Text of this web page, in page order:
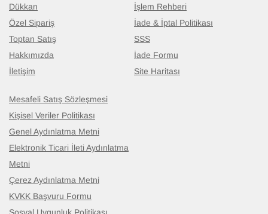
Dükkan
Özel Sipariş
Toptan Satış
Hakkımızda
İletişim
İşlem Rehberi
İade & İptal Politikası
SSS
İade Formu
Site Haritası
Mesafeli Satış Sözleşmesi
Kişisel Veriler Politikası
Genel Aydınlatma Metni
Elektronik Ticari İleti Aydınlatma
Metni
Çerez Aydınlatma Metni
KVKK Başvuru Formu